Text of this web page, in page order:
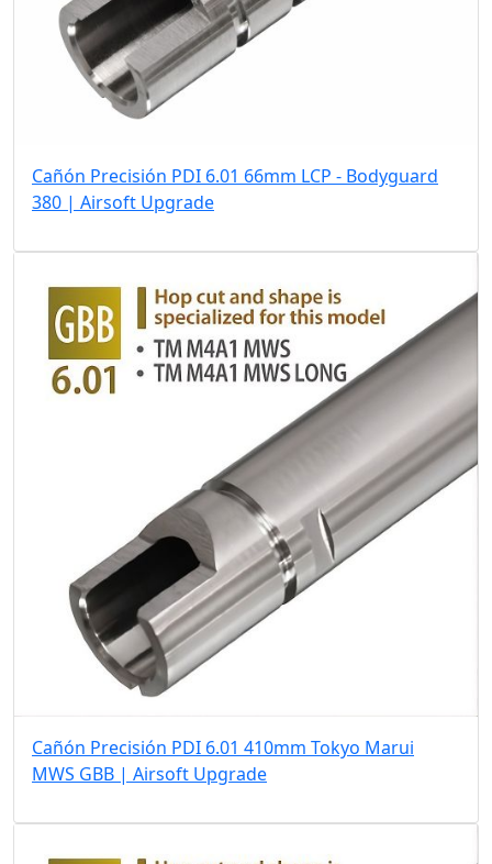
Cañón Precisión PDI 6.01 66mm LCP - Bodyguard
380 | Airsoft Upgrade
Cañón Precisión PDI 6.01 410mm Tokyo Marui
MWS GBB | Airsoft Upgrade